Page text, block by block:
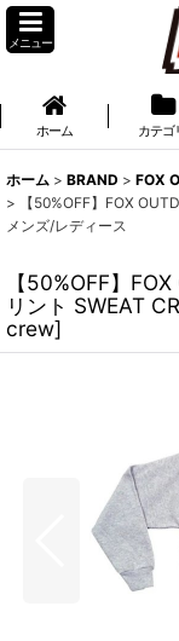
メニュー
ホーム カテゴ
ホーム > BRAND > FOX
>
【50%OFF】FOX
メンズ/レディース
【50%OFF】
リント SWEAT
crew]